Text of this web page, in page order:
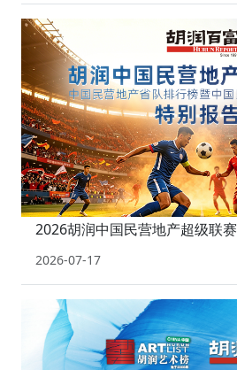
2026胡润中国民营地产超级联赛
2026-07-17